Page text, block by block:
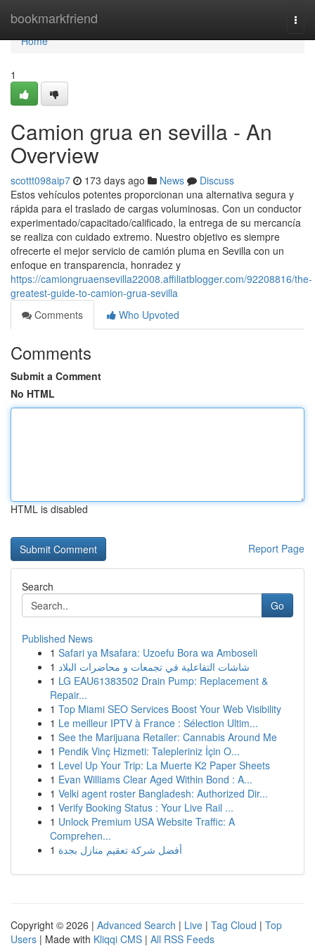
bookmarkfriend
Home
Home
1
Camion grua en sevilla - An
Overview
scottt098aip7 173 days ago News
Discuss
Estos vehículos potentes proporcionan una alternativa segura y
rápida para el traslado de cargas voluminosas. Con un conductor
experimentado/capacitado/calificado, la entrega de su mercancía
se realiza con cuidado extremo. Nuestro objetivo es siempre
ofrecerte el mejor servicio de camión pluma en Sevilla con un
enfoque en transparencia, honradez y
https://camiongruaensevilla22008.affiliatblogger.com/92208816/the-
greatest-guide-to-camion-grua-sevilla
Comments
Who Upvoted
Comments
Submit a Comment
No HTML
HTML is disabled
Report Page
Search
Go
Published News
1 Safari ya Msafara: Uzoefu Bora wa Amboseli
1 شاشات التفاعلية في تجمعات و محاضرات البلاد
1 LG EAU61383502 Drain Pump: Replacement &
Repair...
1 Top Miami SEO Services Boost Your Web Visibility
1 Le meilleur IPTV à France : Sélection Ultim...
1 See the Marijuana Retailer: Cannabis Around Me
1 Pendik Vinç Hizmeti: Talepleriniz İçin O...
1 Level Up Your Trip: La Muerte K2 Paper Sheets
1 Evan Williams Clear Aged Within Bond : A...
1 Velki agent roster Bangladesh: Authorized Dir...
1 Verify Booking Status : Your Live Rail ...
1 Unlock Premium USA Website Traffic: A
Comprehen...
1 أفضل شركة تعقيم منازل بجدة
Copyright © 2026 | Advanced Search | Live | Tag Cloud | Top
Users | Made with Kliqqi CMS | All RSS Feeds